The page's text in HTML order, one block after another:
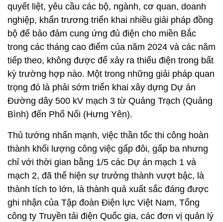
quyết liệt, yêu cầu các bộ, ngành, cơ quan, doanh
nghiệp, khẩn trương triển khai nhiều giải pháp đồng
bộ để bảo đảm cung ứng đủ điện cho miền Bắc
trong các tháng cao điểm của năm 2024 và các năm
tiếp theo, không được để xảy ra thiếu điện trong bất
kỳ trường hợp nào. Một trong những giải pháp quan
trọng đó là phải sớm triển khai xây dựng Dự án
Đường dây 500 kV mạch 3 từ Quảng Trạch (Quảng
Bình) đến Phố Nối (Hưng Yên).
Thủ tướng nhấn mạnh, việc thần tốc thi công hoàn
thành khối lượng công việc gấp đôi, gấp ba nhưng
chỉ với thời gian bằng 1/5 các Dự án mạch 1 và
mạch 2, đã thể hiện sự trưởng thành vượt bậc, là
thành tích to lớn, là thành quả xuất sắc đáng được
ghi nhận của Tập đoàn Điện lực Việt Nam, Tổng
công ty Truyền tải điện Quốc gia, các đơn vị quản lý